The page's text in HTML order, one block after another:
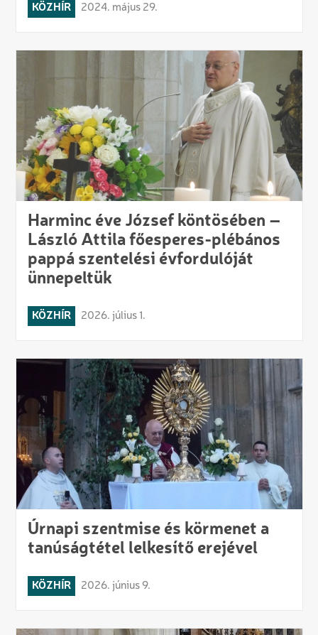
KÖZHÍR 2024. május 29.
Harminc éve József köntösében –
László Attila főesperes-plébános
pappá szentelési évfordulóját
ünnepeltük
KÖZHÍR 2026. július 1.
Úrnapi szentmise és körmenet a
tanúságtétel lelkesítő erejével
KÖZHÍR 2026. június 9.